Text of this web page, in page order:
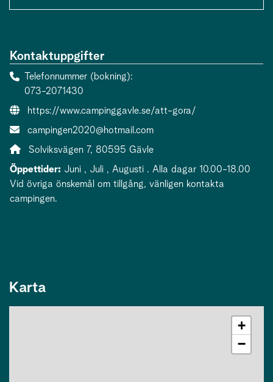
Kontaktuppgifter
Telefonnummer (bokning)
073-2071430
Webbsida:
https://www.campinggavle.se/att-gora/
E-post:
campingen2020@hotmail.com
Adress:
Solviksvägen 7, 80595 Gävle
Öppettider: Juni , Juli , Augusti . Alla dagar 10.00-18.00
Vid övriga önskemål om tillgång, vänligen kontakta
campingen.
Karta
+
−